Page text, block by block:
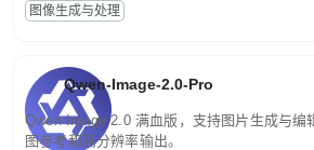
图像生成与处理
Qwen-Image-2.0-Pro
Qwen-Image-2.0 满血版，支持图片生成与编
图参考和高分辨率输出。